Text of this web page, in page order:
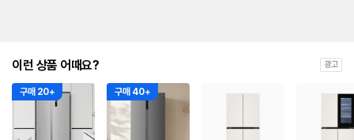
이런 상품 어때요? 광고
구매 20+ 구매 40+